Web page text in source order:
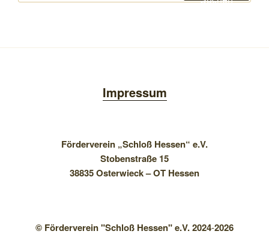
Impressum
Förderverein „Schloß Hessen“ e.V.
Stobenstraße 15
38835 Osterwieck – OT Hessen
© Förderverein "Schloß Hessen" e.V. 2024-2026